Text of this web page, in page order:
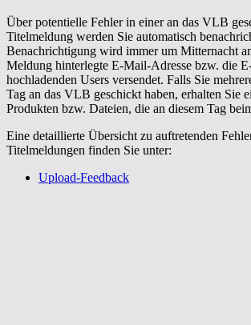
Über potentielle Fehler in einer an das VLB
Titelmeldung werden Sie automatisch
Benachrichtigung wird immer um Mitternacht
Meldung hinterlegte E-Mail-Adresse bzw. die
hochladenden Users versendet. Falls Sie
Tag an das VLB geschickt haben, erhalten Sie
Produkten bzw. Dateien, die an diesem Tag
Eine detaillierte Übersicht zu auftretenden
Titelmeldungen finden Sie unter:
Upload-Feedback